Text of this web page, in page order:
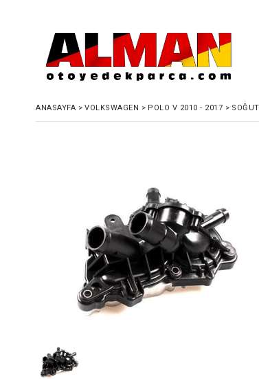
ANASAYFA > VOLKSWAGEN > POLO V 2010 - 2017 >